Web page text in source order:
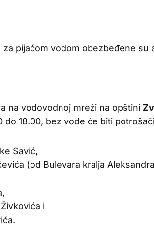
za pijaćom vodom obezbeđene su
na vodovodnoj mreži na opštini
do 18.00, bez vode će biti
Savić,
(od Bulevara kralja
i